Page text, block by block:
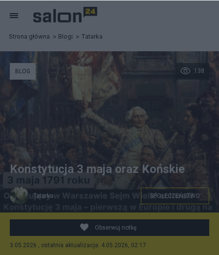
Strona główna Blogi Tatarka
z netu
138
BLOG
Konstytucja 3 maja oraz Końskie
Tatarka SPOŁECZEŃSTWO
Obserwuj notkę
3.05.2026 , ostatnia aktualizacja: 4.05.2026, 02:17